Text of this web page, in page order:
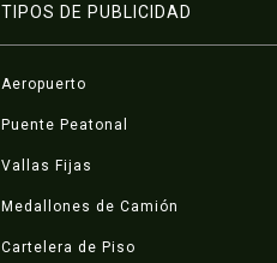
TIPOS DE PUBLICIDAD
Aeropuerto
Puente Peatonal
Vallas Fijas
Medallones de Camión
Cartelera de Piso